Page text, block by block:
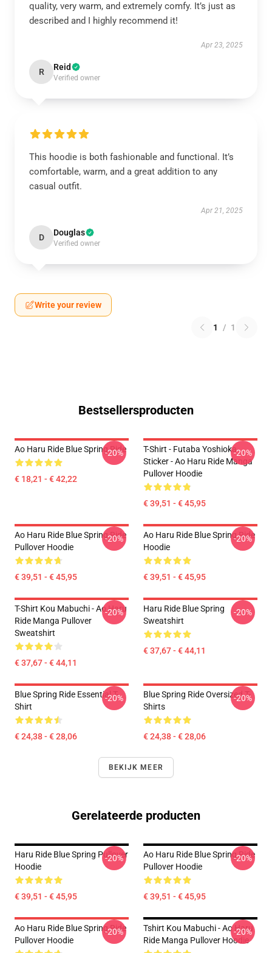
quality, very warm, and extremely comfy. It’s just as
described and I highly recommend it!
Apr 23, 2025
R Reid
Verified owner
This hoodie is both fashionable and functional. It’s
comfortable, warm, and a great addition to any
casual outfit.
Apr 21, 2025
D Douglas
Verified owner
Write your review
1 / 1
Bestsellersproducten
Ao Haru Ride Blue Spring Ride
€ 18,21 - € 42,22
-20%
T-Shirt - Futaba Yoshioka
Sticker - Ao Haru Ride Manga
Pullover Hoodie
€ 39,51 - € 45,95
-20%
Ao Haru Ride Blue Spring Ride
Pullover Hoodie
€ 39,51 - € 45,95
-20%
Ao Haru Ride Blue Spring Ride
Hoodie
€ 39,51 - € 45,95
-20%
T-Shirt Kou Mabuchi - Ao Haru
Ride Manga Pullover
Sweatshirt
€ 37,67 - € 44,11
-20%
Haru Ride Blue Spring
Sweatshirt
€ 37,67 - € 44,11
-20%
Blue Spring Ride Essential T-
Shirt
€ 24,38 - € 28,06
-20%
Blue Spring Ride Oversized T-
Shirts
€ 24,38 - € 28,06
-20%
BEKIJK MEER
Gerelateerde producten
Haru Ride Blue Spring Pullover
Hoodie
€ 39,51 - € 45,95
-20%
Ao Haru Ride Blue Spring Ride
Pullover Hoodie
€ 39,51 - € 45,95
-20%
Ao Haru Ride Blue Spring Ride
Pullover Hoodie
-20%
Tshirt Kou Mabuchi - Ao Haru
Ride Manga Pullover Hoodie
-20%